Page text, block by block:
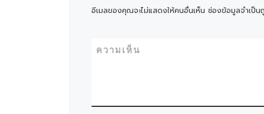
อีเมลของคุณจะไม่แสดงให้คนอื่นเห็น ช่องข้อมูลจำเป็น
ความเห็น